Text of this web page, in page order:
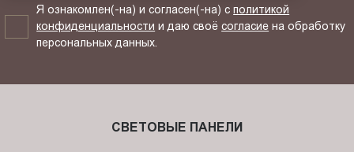
Я ознакомлен(-на) и согласен(-на) сполитикой
конфиденциальности и даю своёсогласие на обработку
персональных данных.
СВЕТОВЫЕ ПАНЕЛИ